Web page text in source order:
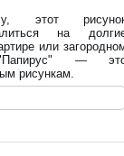
этот
на
или
―
рисункам.